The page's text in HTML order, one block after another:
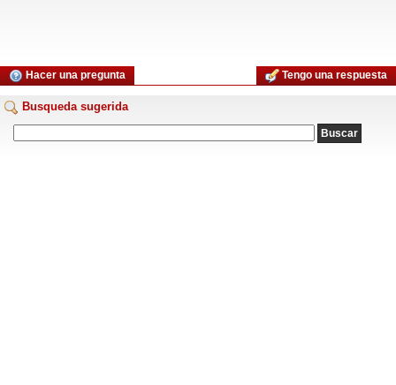
Hacer una pregunta Tengo una respuesta
Busqueda sugerida